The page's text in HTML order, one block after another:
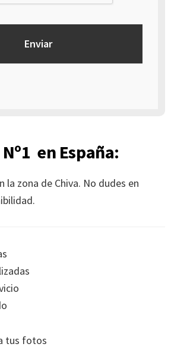
Nº1 en España:
la zona de Chiva. No dudes en
tus fotos